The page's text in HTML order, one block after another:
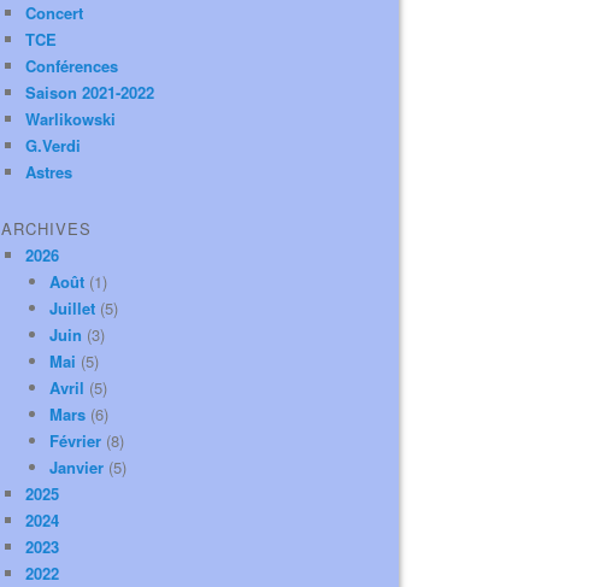
Concert
TCE
Conférences
Saison 2021-2022
Warlikowski
G.Verdi
Astres
ARCHIVES
2026
Août (1)
Juillet (5)
Juin (3)
Mai (5)
Avril (5)
Mars (6)
Février (8)
Janvier (5)
2025
2024
2023
2022